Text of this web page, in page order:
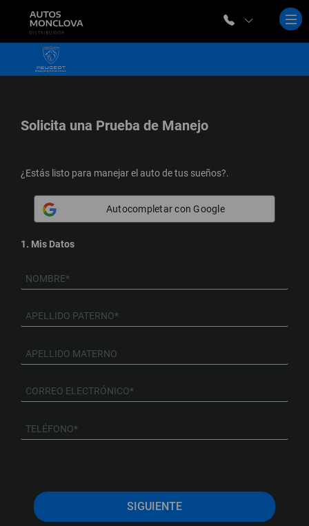
Solicita una Prueba de Manejo
¿Estás listo para manejar el auto de tus sueños?.
Autocompletar con Google
1. Mis Datos
SIGUIENTE